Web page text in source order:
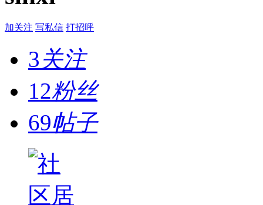
加关注 写私信 打招呼
3关注
12粉丝
69帖子